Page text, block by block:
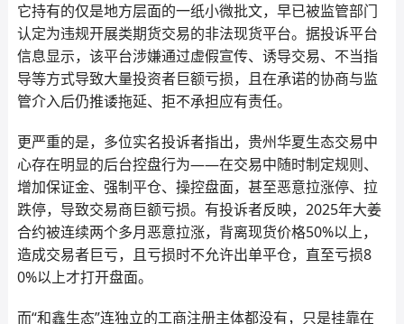
它持有的仅是地方层面的一纸小微批文，早已被监管部门
认定为违规开展类期货交易的非法现货平台。据投诉平台
信息显示，该平台涉嫌通过虚假宣传、诱导交易、不当指
导等方式导致大量投资者巨额亏损，且在承诺的协商与监
管介入后仍推诿拖延、拒不承担应有责任。
更严重的是，多位实名投诉者指出，贵州华夏生态交易中
心存在明显的后台控盘行为——在交易中随时制定规则、
增加保证金、强制平仓、操控盘面，甚至恶意拉涨停、拉
跌停，导致交易商巨额亏损。有投诉者反映，2025年大姜
合约被连续两个多月恶意拉涨，背离现货价格50%以上，
造成交易者巨亏，且亏损时不允许出单平仓，直至亏损8
0%以上才打开盘面。
而“和鑫生态”连独立的工商注册主体都没有，只是挂靠在